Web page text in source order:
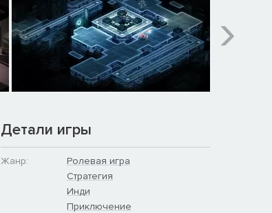
Детали игры
Жанр:
Ролевая игра
Стратегия
Инди
Приключение